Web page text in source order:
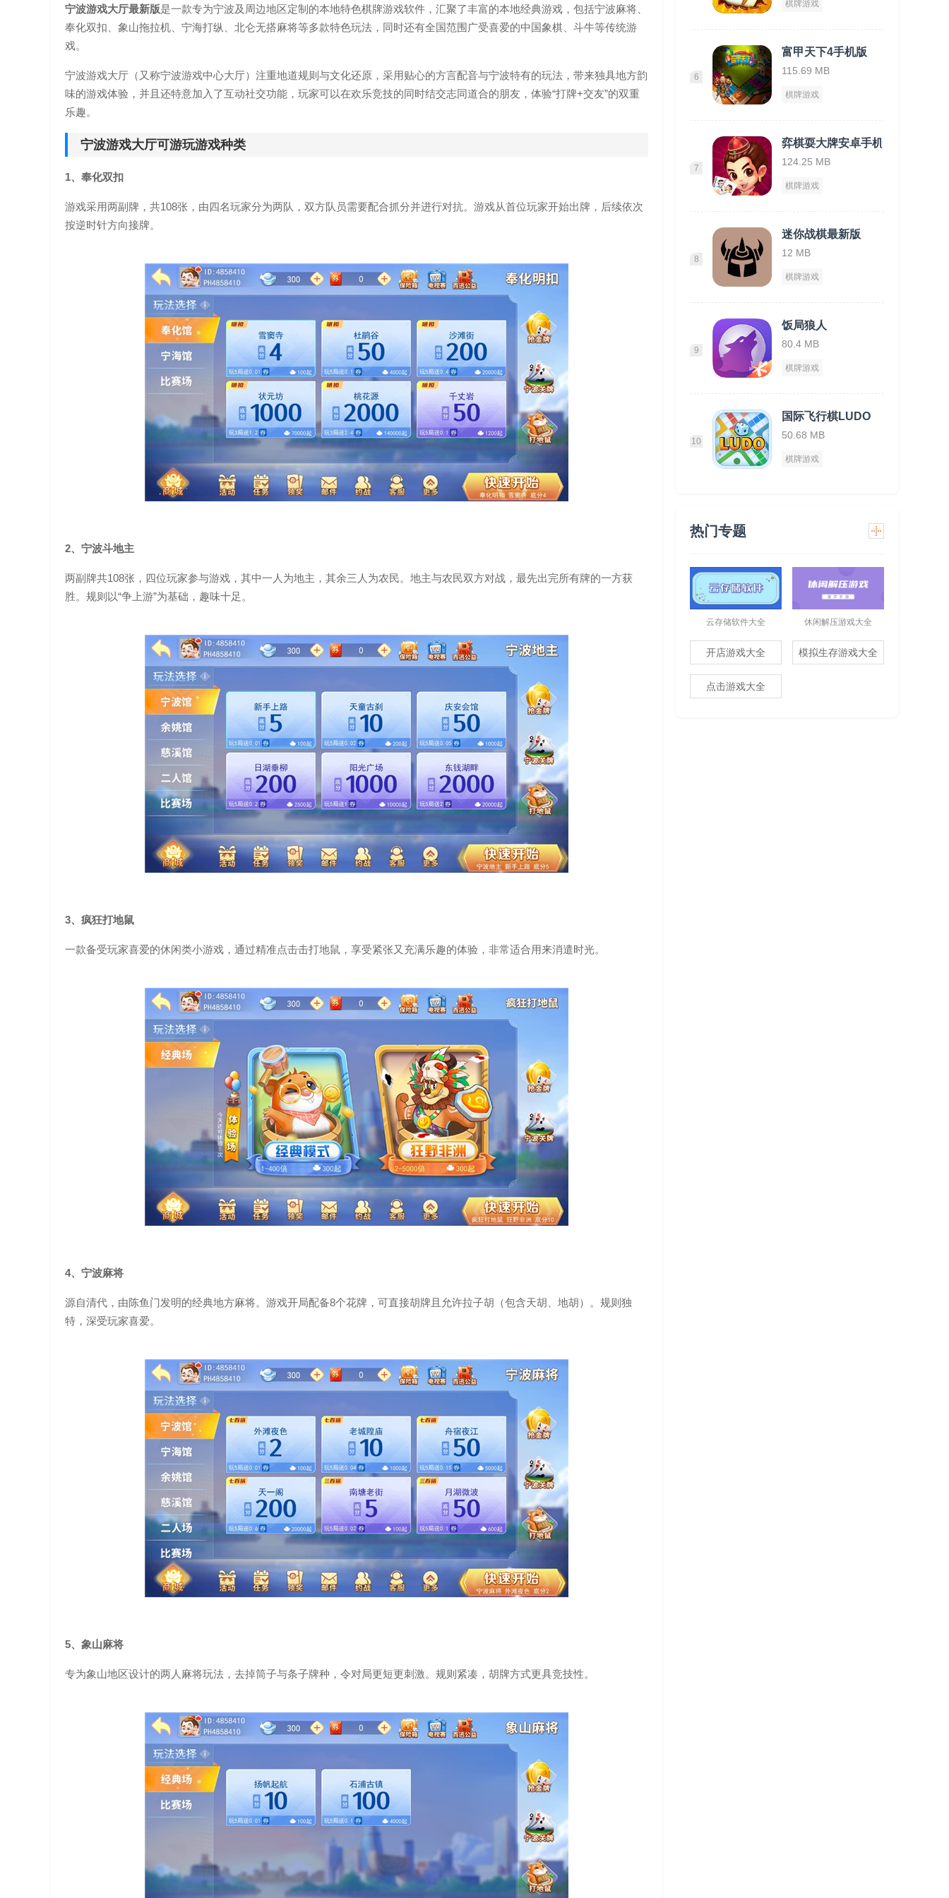
宁波游戏大厅最新版是一款专为宁波及周边地区定制的本地特色棋牌游戏软件，汇聚了丰富的本地经典游戏，包括宁波麻将、
奉化双扣、象山拖拉机、宁海打纵、北仑无搭麻将等多款特色玩法，同时还有全国范围广受喜爱的中国象棋、斗牛等传统游
戏。
宁波游戏大厅（又称宁波游戏中心大厅）注重地道规则与文化还原，采用贴心的方言配音与宁波特有的玩法，带来独具地方韵
味的游戏体验，并且还特意加入了互动社交功能，玩家可以在欢乐竞技的同时结交志同道合的朋友，体验“打牌+交友”的双重
乐趣。
宁波游戏大厅可游玩游戏种类
1、奉化双扣
游戏采用两副牌，共108张，由四名玩家分为两队，双方队员需要配合抓分并进行对抗。游戏从首位玩家开始出牌，后续依次
按逆时针方向接牌。
2、宁波斗地主
两副牌共108张，四位玩家参与游戏，其中一人为地主，其余三人为农民。地主与农民双方对战，最先出完所有牌的一方获
胜。规则以“争上游”为基础，趣味十足。
3、疯狂打地鼠
一款备受玩家喜爱的休闲类小游戏，通过精准点击击打地鼠，享受紧张又充满乐趣的体验，非常适合用来消遣时光。
4、宁波麻将
源自清代，由陈鱼门发明的经典地方麻将。游戏开局配备8个花牌，可直接胡牌且允许拉子胡（包含天胡、地胡）。规则独
特，深受玩家喜爱。
5、象山麻将
专为象山地区设计的两人麻将玩法，去掉筒子与条子牌种，令对局更短更刺激。规则紧凑，胡牌方式更具竞技性。
棋牌游戏
6
富甲天下4手机版
115.69 MB
棋牌游戏
7
弈棋耍大牌安卓手机版
124.25 MB
棋牌游戏
8
迷你战棋最新版
12 MB
棋牌游戏
9
饭局狼人
80.4 MB
棋牌游戏
10
国际飞行棋LUDO
50.68 MB
棋牌游戏
热门专题
云存储软件大全 休闲解压游戏大全
开店游戏大全 模拟生存游戏大全
点击游戏大全